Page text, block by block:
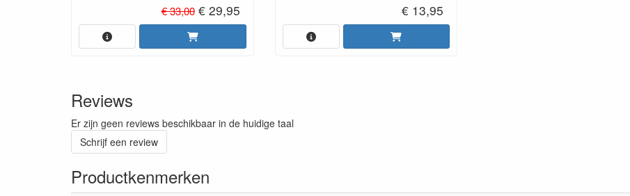
€ 33,00€ 29,95 € 13,95
Reviews
Er zijn geen reviews beschikbaar in de huidige taal
Schrijf een review
Productkenmerken